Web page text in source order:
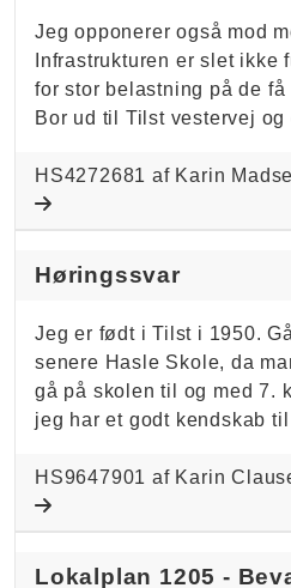
Jeg opponerer også mod
Infrastrukturen er slet ikke
for stor belastning på de
Bor ud til Tilst vestervej
HS4272681 af Karin
Høringssvar
Jeg er født i Tilst i 1950.
senere Hasle Skole, da
gå på skolen til og med 7.
jeg har et godt kendskab
HS9647901 af Karin
Lokalplan 1205 -